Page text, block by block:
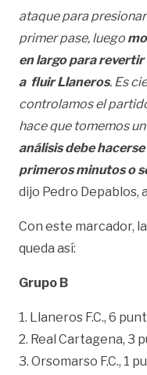
ataque para
primer pase, luego
en largo para revertir
a fluir Llaneros. Es
controlamos el
hace que tomemos
análisis debe
primeros minutos o
dijo Pedro Depablos,
Con este marcador,
queda así:
Grupo B
1. Llaneros F.C., 6
2. Real Cartagena, 3
3. Orsomarso F.C., 1